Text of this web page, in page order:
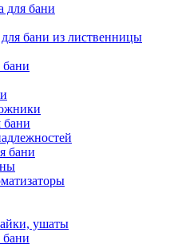
для бани
бани из лиственницы
бани
бани
ушаты
бани